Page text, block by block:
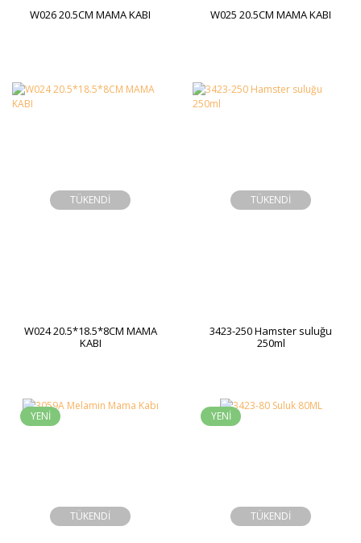
W026 20.5CM MAMA KABI W025 20.5CM MAMA KABI
TÜKENDİ
W024 20.5*18.5*8CM MAMA
KABI
TÜKENDİ
3423-250 Hamster suluğu
250ml
YENİ
TÜKENDİ
YENİ
TÜKENDİ